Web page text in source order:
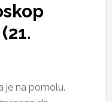
je na pomolu.